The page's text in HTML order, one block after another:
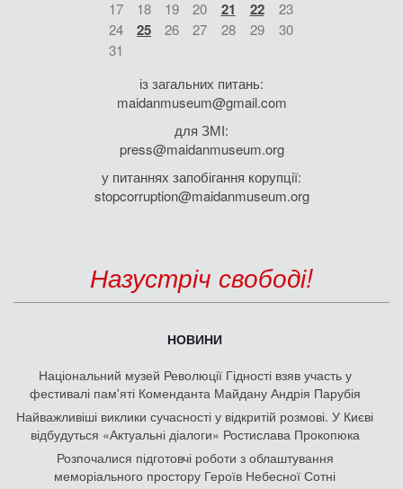
17
18 19 20 21 22
23
24
25 26 27 28 29
30
31
із загальних питань:
maidanmuseum@gmail.com
для ЗМІ:
press@maidanmuseum.org
у питаннях запобігання корупції:
stopcorruption@maidanmuseum.org
Назустріч свободі!
НОВИНИ
Національний музей Революції Гідності взяв участь у
фестивалі пам'яті Коменданта Майдану Андрія Парубія
Найважливіші виклики сучасності у відкритій розмові. У Києві
відбудуться «Актуальні діалоги» Ростислава Прокопюка
Розпочалися підготовчі роботи з облаштування
меморіального простору Героїв Небесної Сотні